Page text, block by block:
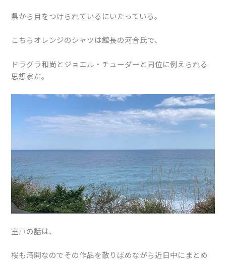
県から目をつけられているにいたっている。
こちらオレンジのシャツは館長の河合氏で、
ドラグラ和尚とジョエル・チューダーと同位に例えられる
思想家だ。
室戸の話は、
桜も満開なのでその作品を散りばめながら近日中にまとめ